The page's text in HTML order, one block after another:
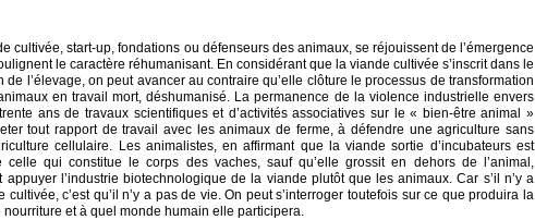
cultivée, start-up, fondations ou défenseurs des animaux, se réjouissent de l’émergence
le caractère réhumanisant. En considérant que la viande cultivée s’inscrit dans le
de l’élevage, on peut avancer au contraire qu’elle clôture le processus de transformation
en travail mort, déshumanisé. La permanence de la violence industrielle envers
ans de travaux scientifiques et d’activités associatives sur le « bien-être animal »
tout rapport de travail avec les animaux de ferme, à défendre une agriculture sans
cellulaire. Les animalistes, en affirmant que la viande sortie d’incubateurs est
celle qui constitue le corps des vaches, sauf qu’elle grossit en dehors de l’animal,
appuyer l’industrie biotechnologique de la viande plutôt que les animaux. Car s’il n’y a
c’est qu’il n’y a pas de vie. On peut s’interroger toutefois sur ce que produira la
et à quel monde humain elle participera.